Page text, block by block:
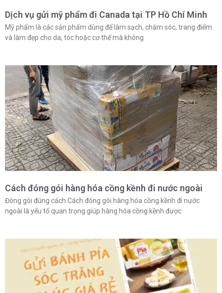
Dịch vụ gửi mỹ phẩm đi Canada tại TP Hồ Chí Minh
Mỹ phẩm là các sản phẩm dùng để làm sạch, chăm sóc, trang điểm
và làm đẹp cho da, tóc hoặc cơ thể mà không
Cách đóng gói hàng hóa cồng kềnh đi nước ngoài
Đóng gói đúng cách Cách đóng gói hàng hóa cồng kềnh đi nước
ngoài là yếu tố quan trọng giúp hàng hóa cồng kềnh được